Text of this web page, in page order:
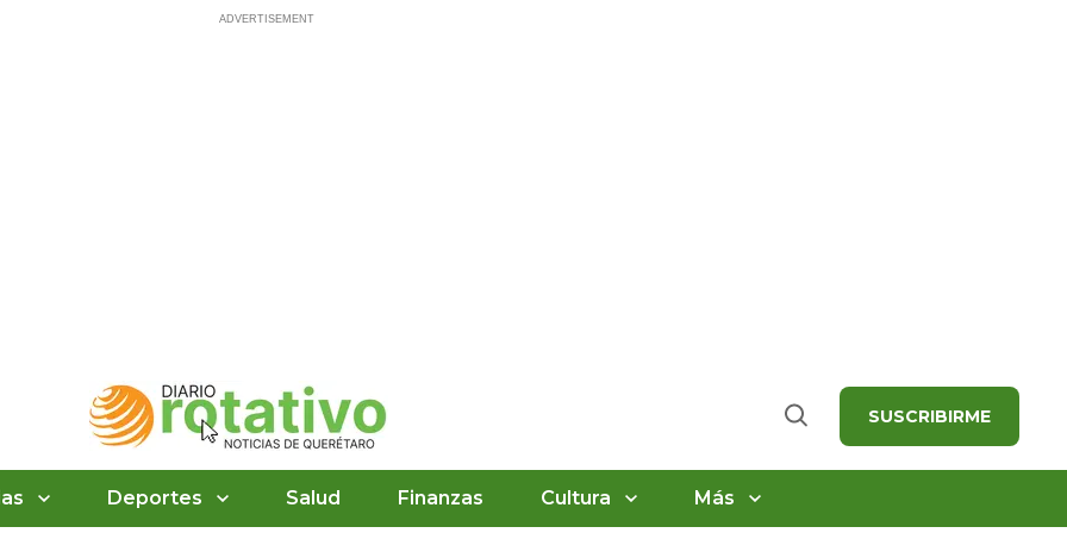
Buscar SUSCRIBIRME
Deportes Salud Finanzas Cultura Más